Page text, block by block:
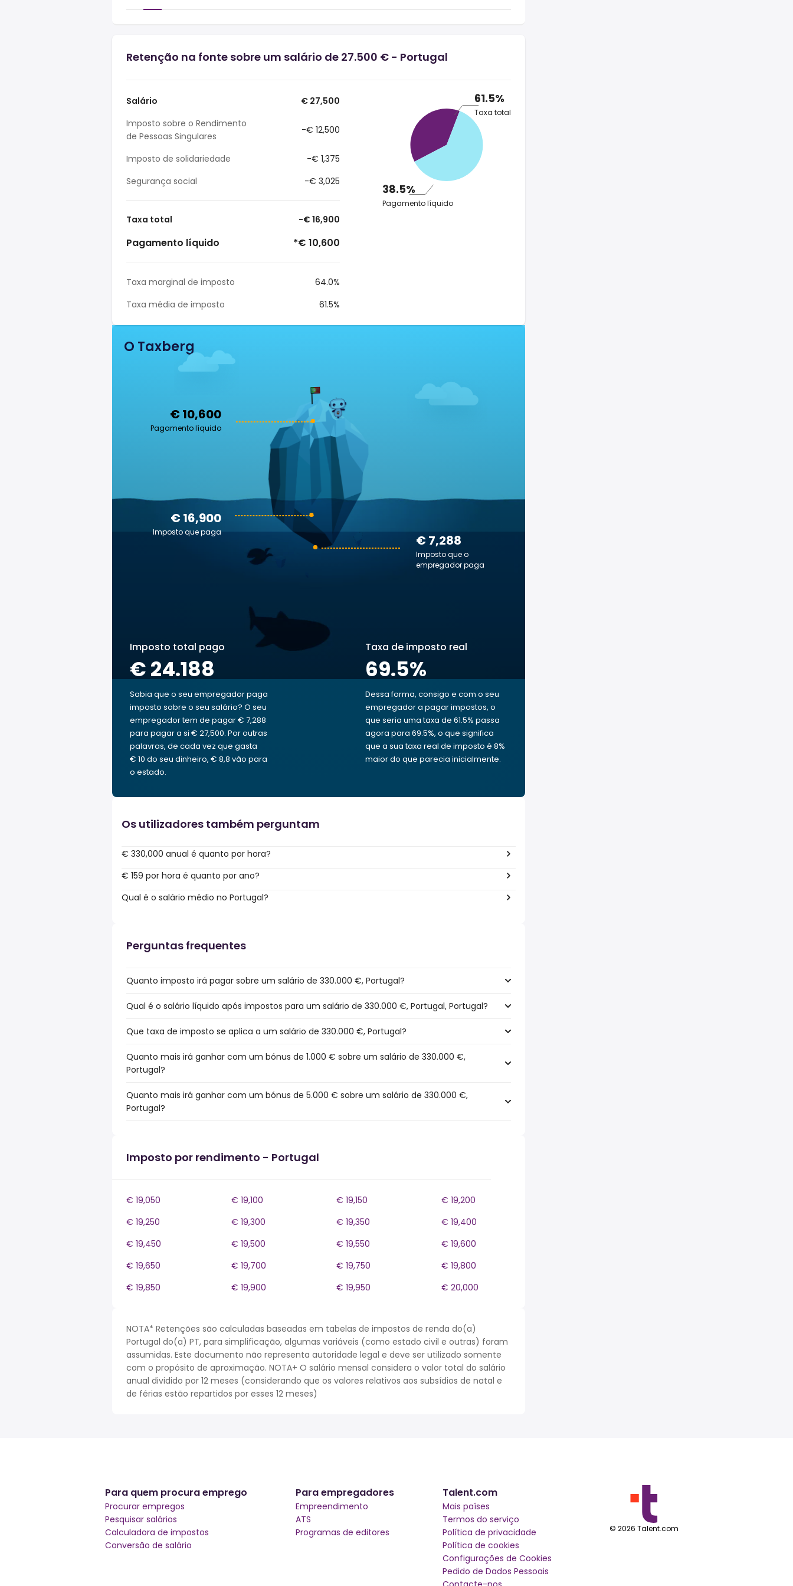
Retenção na fonte sobre um salário de 27.500 € - Portugal
Salário
€ 27,500
Imposto sobre o Rendimento
de Pessoas Singulares
-€ 12,500
Imposto de solidariedade
-€ 1,375
Segurança social
-€ 3,025
Taxa total -€ 16,900
Pagamento líquido *€ 10,600
Taxa marginal de imposto
64.0%
Taxa média de imposto
61.5%
61.5%
Taxa total
38.5%
Pagamento líquido
O Taxberg
€ 10,600
Pagamento líquido
€ 7,288
Imposto que o
empregador paga
€ 16,900
Imposto que paga
Imposto total pago
€ 24.188
Sabia que o seu empregador paga
imposto sobre o seu salário? O seu
empregador tem de pagar € 7,288
para pagar a si € 27,500. Por outras
palavras, de cada vez que gasta
€ 10 do seu dinheiro, € 8,8 vão para
o estado.
Taxa de imposto real
69.5%
Dessa forma, consigo e com o seu
empregador a pagar impostos, o
que seria uma taxa de 61.5% passa
agora para 69.5%, o que significa
que a sua taxa real de imposto é 8%
maior do que parecia inicialmente.
Os utilizadores também perguntam
€ 330,000 anual é quanto por hora?
€ 159 por hora é quanto por ano?
Qual é o salário médio no Portugal?
Perguntas frequentes
Quanto imposto irá pagar sobre um salário de 330.000 €, Portugal?
Qual é o salário líquido após impostos para um salário de 330.000 €, Portugal, Portugal?
Que taxa de imposto se aplica a um salário de 330.000 €, Portugal?
Quanto mais irá ganhar com um bónus de 1.000 € sobre um salário de 330.000 €,
Portugal?
Quanto mais irá ganhar com um bónus de 5.000 € sobre um salário de 330.000 €,
Portugal?
Imposto por rendimento - Portugal
€ 19,050 € 19,100 € 19,150
€ 19,200
€ 19,250
€ 19,300 € 19,350
€ 19,400
€ 19,450
€ 19,500 € 19,550
€ 19,600
€ 19,650
€ 19,700 € 19,750
€ 19,800
€ 19,850
€ 19,900 € 19,950 € 20,000
NOTA* Retenções são calculadas baseadas em tabelas de impostos de renda do(a)
Portugal do(a) PT, para simplificação, algumas variáveis (como estado civil e outras) foram
assumidas. Este documento não representa autoridade legal e deve ser utilizado somente
com o propósito de aproximação. NOTA+ O salário mensal considera o valor total do salário
anual dividido por 12 meses (considerando que os valores relativos aos subsídios de natal e
de férias estão repartidos por esses 12 meses)
Para quem procura emprego
Procurar empregos
Pesquisar salários
Calculadora de impostos
Conversão de salário
Para empregadores
Empreendimento
ATS
Programas de editores
Talent.com
Mais países
Termos do serviço
Política de privacidade
Política de cookies
Configurações de Cookies
Pedido de Dados Pessoais
© 2026 Talent.com